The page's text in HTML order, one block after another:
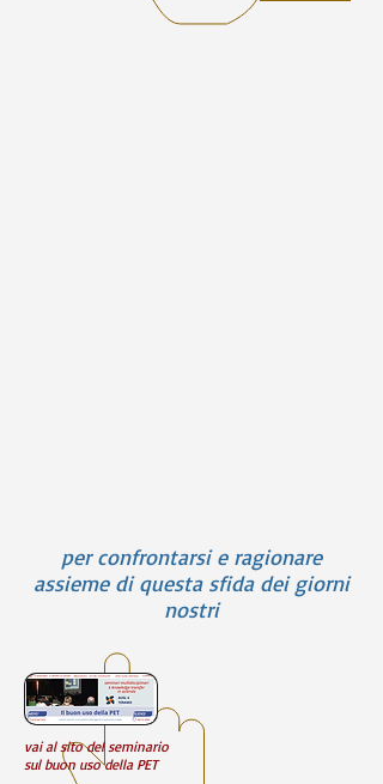
per confrontarsi e ragionare
assieme di questa sfida dei giorni
nostri
vai al sito del seminario
sul buon uso della PET